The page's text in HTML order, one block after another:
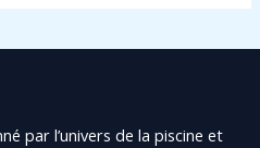
par l’univers de la piscine et